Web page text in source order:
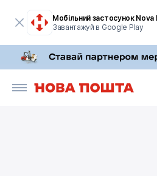
Мобільний застосунок Nova
Завантажуй в Google Play